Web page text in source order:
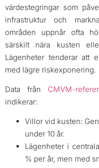
värdestegringar som
infrastruktur och
områden uppnår ofta
särskilt nära kusten
Lägenheter tenderar att
med lägre riskexponering.
Data från CMVM-
indikerar:
Villor vid kusten:
under 10 år.
Lägenheter i
% per år, men med